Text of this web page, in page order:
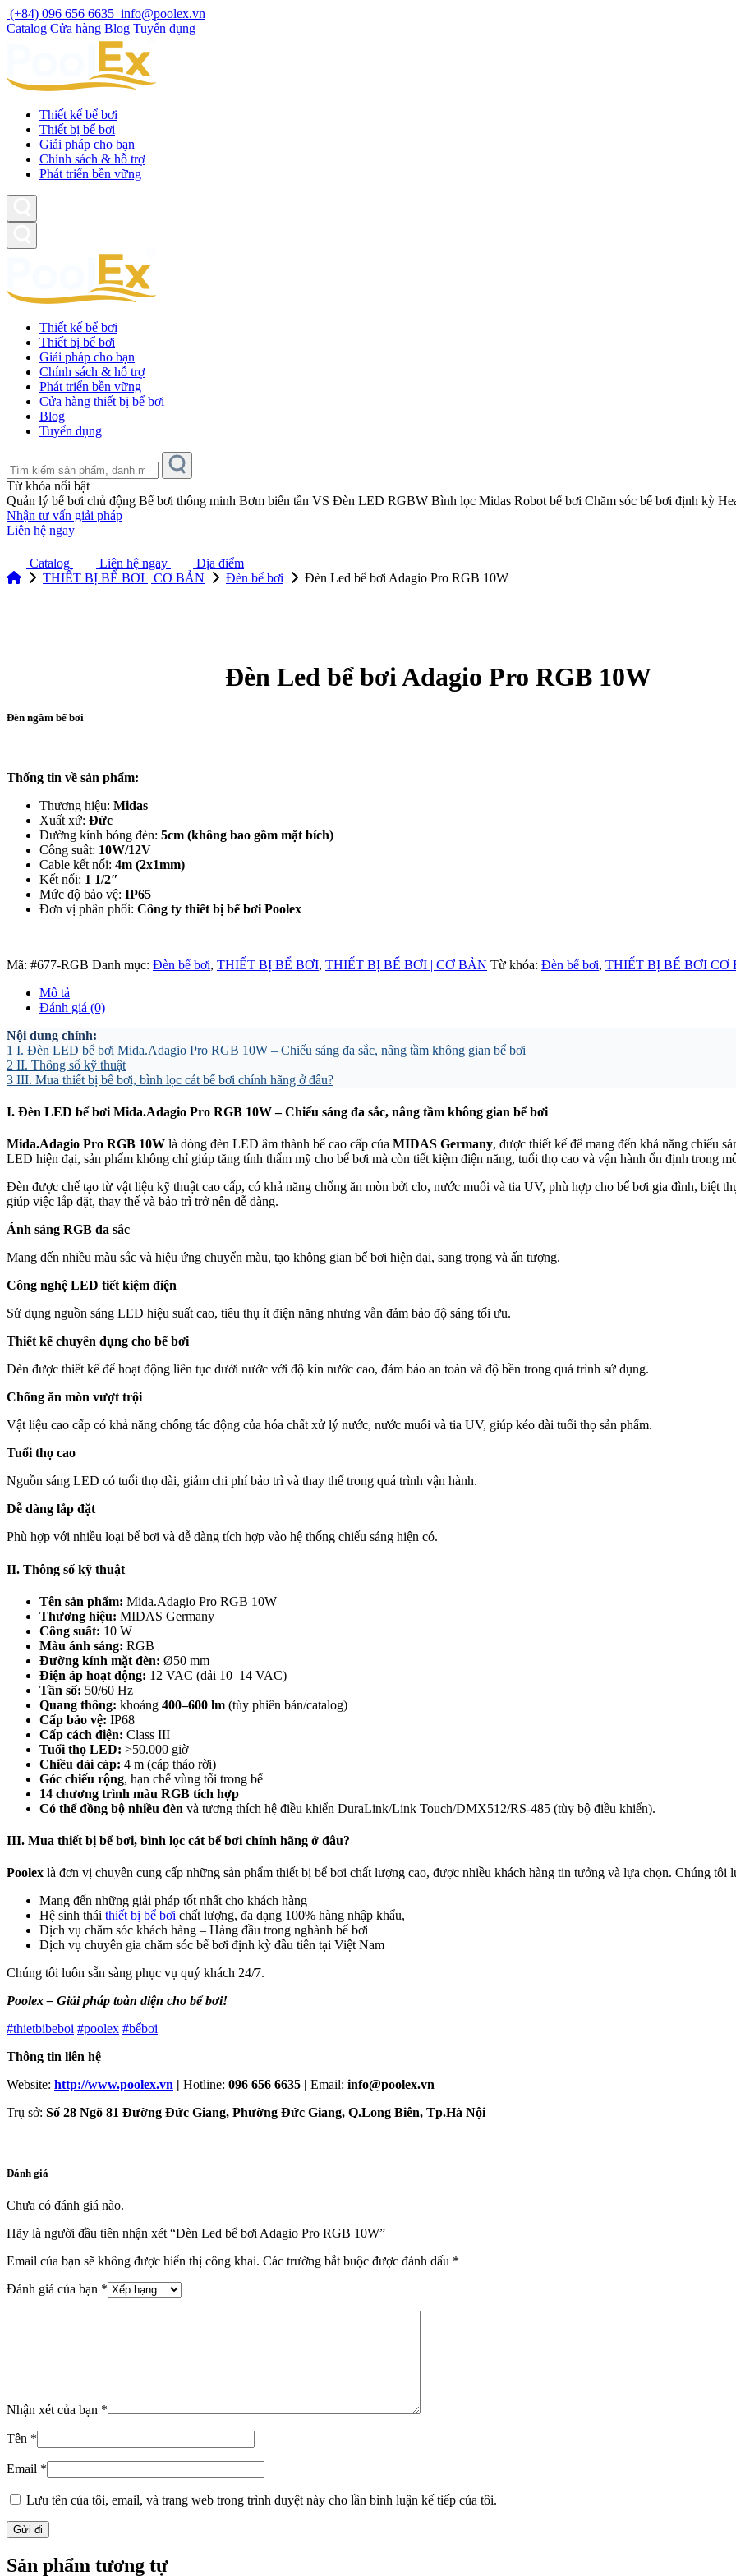
Skip
to
(+84) 096 656 6635 info@poolex.vn
Catalog Cửa hàng Blog Tuyển dụng
Thiết kế bể bơi
Thiết bị bể bơi
Giải pháp cho bạn
Chính sách & hỗ trợ
Phát triển bền vững
Thiết kế bể bơi
Thiết bị bể bơi
Giải pháp cho bạn
Chính sách & hỗ trợ
Phát triển bền vững
Cửa hàng thiết bị bể bơi
Blog
Tuyển dụng
Từ khóa nổi bật
Quản lý bể bơi chủ động Bể bơi thông minh Bơm biến tần VS Đèn LED RGBW Bình lọc Midas Robot bể bơi Chăm sóc bể bơi định kỳ
Nhận tư vấn giải pháp
Liên hệ ngay
Catalog Liên hệ ngay
Địa điểm
THIẾT BỊ BỂ BƠI | CƠ BẢN
Đèn bể bơi Đèn Led bể bơi Adagio Pro RGB 10W
Đèn Led bể bơi Adagio Pro RGB 10W
Đèn ngầm bể bơi
Thống tin về sản phẩm:
Thương hiệu: Midas
Xuất xứ: Đức
Đường kính bóng đèn: 5cm (không bao gồm mặt bích)
Công suât: 10W/12V
Cable kết nối: 4m (2x1mm)
Kết nối: 1 1/2″
Mức độ bảo vệ: IP65
Đơn vị phân phối: Công ty thiết bị bể bơi Poolex
Mã: #677-RGB Danh mục: Đèn bể bơi, THIẾT BỊ BỂ BƠI, THIẾT BỊ BỂ BƠI | CƠ BẢN Từ khóa: Đèn bể bơi, THIẾT BỊ BỂ BƠI CƠ
Mô tả
Đánh giá (0)
Nội dung chính:
1 I. Đèn LED bể bơi Mida.Adagio Pro RGB 10W – Chiếu sáng đa sắc, nâng tầm không gian bể bơi
2 II. Thông số kỹ thuật
3 III. Mua thiết bị bể bơi, bình lọc cát bể bơi chính hãng ở đâu?
I. Đèn LED bể bơi Mida.Adagio Pro RGB 10W – Chiếu sáng đa sắc, nâng tầm không gian bể bơi
Mida.Adagio Pro RGB 10W là dòng đèn LED âm thành bể cao cấp của MIDAS Germany, được thiết kế để mang đến khả năng chiếu
LED hiện đại, sản phẩm không chỉ giúp tăng tính thẩm mỹ cho bể bơi mà còn tiết kiệm điện năng, tuổi thọ cao và vận hành ổn định trong
Đèn được chế tạo từ vật liệu kỹ thuật cao cấp, có khả năng chống ăn mòn bởi clo, nước muối và tia UV, phù hợp cho bể bơi gia đình, biệt
giúp việc lắp đặt, thay thế và bảo trì trở nên dễ dàng.
Ánh sáng RGB đa sắc
Mang đến nhiều màu sắc và hiệu ứng chuyển màu, tạo không gian bể bơi hiện đại, sang trọng và ấn tượng.
Công nghệ LED tiết kiệm điện
Sử dụng nguồn sáng LED hiệu suất cao, tiêu thụ ít điện năng nhưng vẫn đảm bảo độ sáng tối ưu.
Thiết kế chuyên dụng cho bể bơi
Đèn được thiết kế để hoạt động liên tục dưới nước với độ kín nước cao, đảm bảo an toàn và độ bền trong quá trình sử dụng.
Chống ăn mòn vượt trội
Vật liệu cao cấp có khả năng chống tác động của hóa chất xử lý nước, nước muối và tia UV, giúp kéo dài tuổi thọ sản phẩm.
Tuổi thọ cao
Nguồn sáng LED có tuổi thọ dài, giảm chi phí bảo trì và thay thế trong quá trình vận hành.
Dễ dàng lắp đặt
Phù hợp với nhiều loại bể bơi và dễ dàng tích hợp vào hệ thống chiếu sáng hiện có.
II. Thông số kỹ thuật
Tên sản phẩm: Mida.Adagio Pro RGB 10W
Thương hiệu: MIDAS Germany
Công suất: 10 W
Màu ánh sáng: RGB
Đường kính mặt đèn: Ø50 mm
Điện áp hoạt động: 12 VAC (dải 10–14 VAC)
Tần số: 50/60 Hz
Quang thông: khoảng 400–600 lm (tùy phiên bản/catalog)
Cấp bảo vệ: IP68
Cấp cách điện: Class III
Tuổi thọ LED: >50.000 giờ
Chiều dài cáp: 4 m (cáp tháo rời)
Góc chiếu rộng, hạn chế vùng tối trong bể
14 chương trình màu RGB tích hợp
Có thể đồng bộ nhiều đèn và tương thích hệ điều khiển DuraLink/Link Touch/DMX512/RS-485 (tùy bộ điều khiển).
III. Mua thiết bị bể bơi, bình lọc cát bể bơi chính hãng ở đâu?
Poolex là đơn vị chuyên cung cấp những sản phẩm thiết bị bể bơi chất lượng cao, được nhiều khách hàng tin tưởng và lựa chọn. Chúng tôi
Mang đến những giải pháp tốt nhất cho khách hàng
Hệ sinh thái thiết bị bể bơi chất lượng, đa dạng 100% hàng nhập khẩu,
Dịch vụ chăm sóc khách hàng – Hàng đầu trong nghành bể bơi
Dịch vụ chuyên gia chăm sóc bể bơi định kỳ đầu tiên tại Việt Nam
Chúng tôi luôn sẵn sàng phục vụ quý khách 24/7.
Poolex – Giải pháp toàn diện cho bể bơi!
#thietbibeboi #poolex #bểbơi
Thông tin liên hệ
Website: http://www.poolex.vn | Hotline: 096 656 6635 | Email: info@poolex.vn
Trụ sở: Số 28 Ngõ 81 Đường Đức Giang, Phường Đức Giang, Q.Long Biên, Tp.Hà Nội
Đánh giá
Chưa có đánh giá nào.
Hãy là người đầu tiên nhận xét “Đèn Led bể bơi Adagio Pro RGB 10W”
Email của bạn sẽ không được hiển thị công khai. Các trường bắt buộc được đánh dấu *
Đánh giá của bạn *
Nhận xét của bạn *
Tên *
Email *
Lưu tên của tôi, email, và trang web trong trình duyệt này cho lần bình luận kế tiếp của tôi.
Sản phẩm tương tự